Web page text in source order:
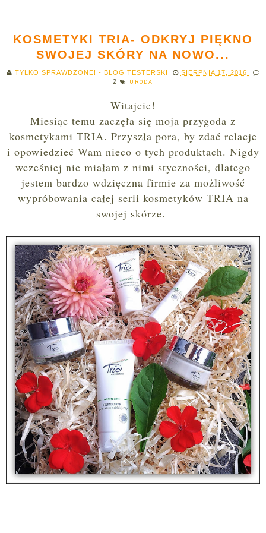
KOSMETYKI TRIA- ODKRYJ PIĘKNO
SWOJEJ SKÓRY NA NOWO...
TYLKO SPRAWDZONE! - BLOG TESTERSKI
SIERPNIA 17, 2016
2
URODA
Witajcie!
Miesiąc temu zaczęła się moja przygoda z
kosmetykami TRIA. Przyszła pora, by zdać relacje
i opowiedzieć Wam nieco o tych produktach. Nigdy
wcześniej nie miałam z nimi styczności, dlatego
jestem bardzo wdzięczna firmie za możliwość
wypróbowania całej serii kosmetyków TRIA na
swojej skórze.